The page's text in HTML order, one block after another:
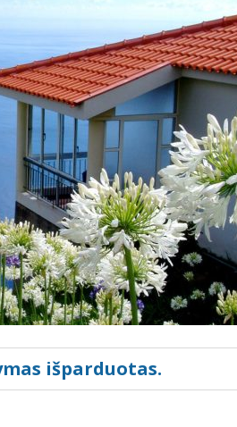
išparduotas.